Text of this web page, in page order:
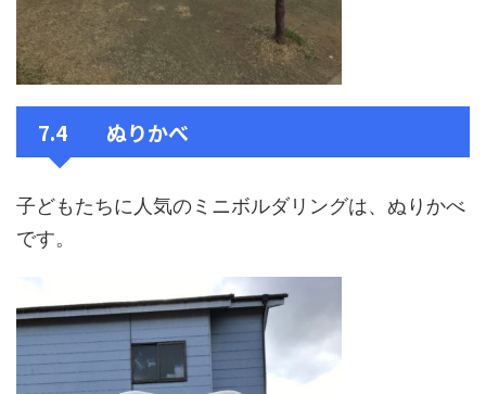
7.4 ぬりかべ
子どもたちに人気のミニボルダリングは、ぬりかべ
です。